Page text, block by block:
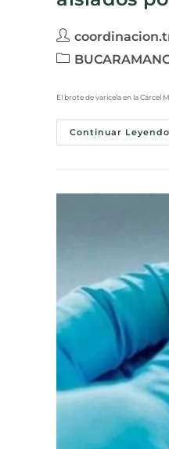
El brote de varicela en la Cárcel
Continuar Leyendo